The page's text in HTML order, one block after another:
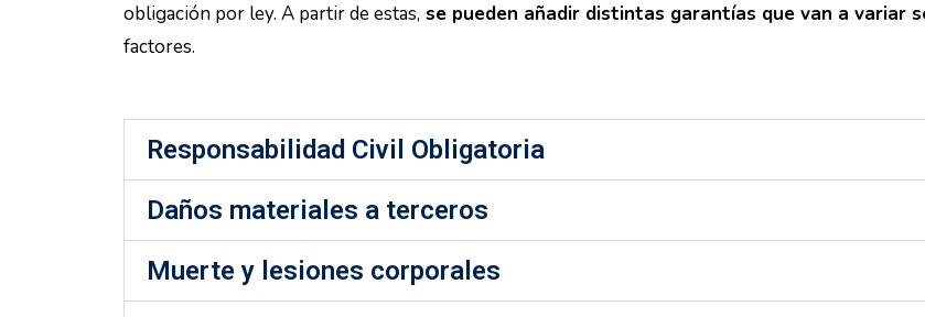
obligación por ley. A partir de estas, se pueden añadir distintas garantías que van a variar
factores.
Responsabilidad Civil Obligatoria
Daños materiales a terceros
Muerte y lesiones corporales